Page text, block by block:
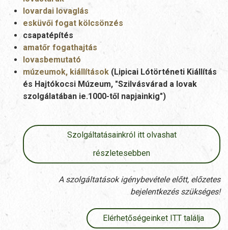
lovardai lovaglás
esküvői fogat kölcsönzés
csapatépítés
amatőr fogathajtás
lovasbemutató
múzeumok, kiállítások (Lipicai Lótörténeti Kiállítás
és Hajtókocsi Múzeum, "Szilvásvárad a lovak
szolgálatában ie.1000-től napjainkig")
Szolgáltatásainkról itt olvashat
részletesebben
A szolgáltatások igénybevétele előtt, előzetes
bejelentkezés szükséges!
Elérhetőségeinket ITT találja